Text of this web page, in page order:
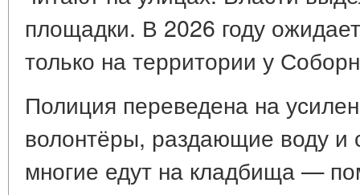
площадки. В 2026 году
только на территории у
Полиция переведена на
волонтёры, раздающие воду и
многие едут на кладбища —